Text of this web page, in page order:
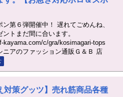
ン第６弾開催中！ 遅れてごめんね、
トまだ間に合います。
kayama.com/c/gra/kosimagari-tops
ニアのファッション通販Ｇ＆Ｂ 店
対策グッツ】売れ筋商品各種